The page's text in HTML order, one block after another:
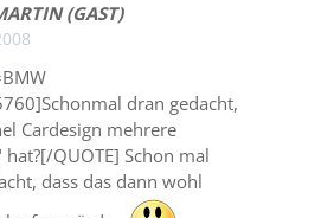
(GAST)
dran gedacht,
Cardesign mehrere
hat?[/QUOTE] Schon mal
dass das dann wohl